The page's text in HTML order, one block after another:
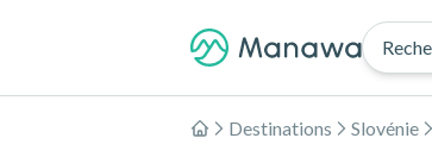
Accueil
Destinations Slovénie